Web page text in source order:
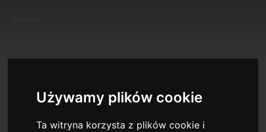
Używamy plików cookie
Ta witryna korzysta z plików cookie i